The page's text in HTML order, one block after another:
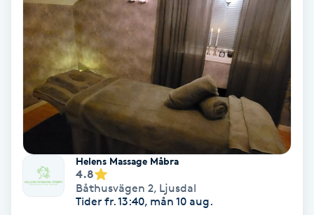
Nagelvård
Naglar borttagning
Naglar reparation
Naprapati
Navelpiercing
Helens Massage Måbra
4.8
Båthusvägen 2, Ljusdal
Tider fr. 13:40, mån 10 aug.